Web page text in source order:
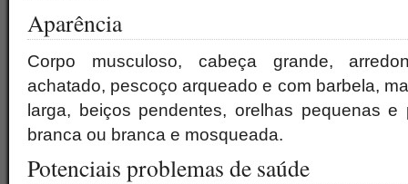
Aparência
Corpo musculoso, cabeça grande,
achatado, pescoço arqueado e com barbela,
larga, beiços pendentes, orelhas pequenas
branca ou branca e mosqueada.
Potenciais problemas de saúde